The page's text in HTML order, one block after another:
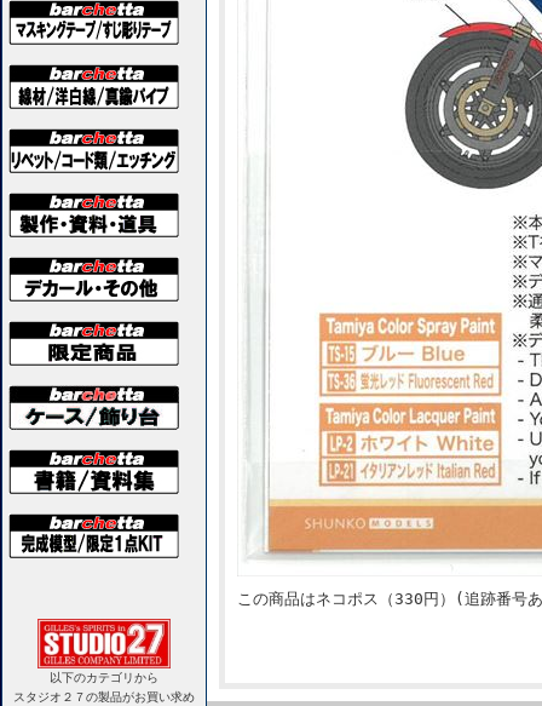
以下のカテゴリから
スタジオ２７の製品がお買い求め
この商品はネコポス（330円）(追跡番号